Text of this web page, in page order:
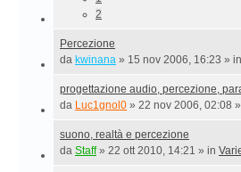
2
Percezione
da kwinana » 15 nov 2006, 16:23 » in
progettazione audio, percezione,
da Luc1gnol0 » 22 nov 2006, 02:08
suono, realtà e percezione
da Staff» 22 ott 2010, 14:21 » in